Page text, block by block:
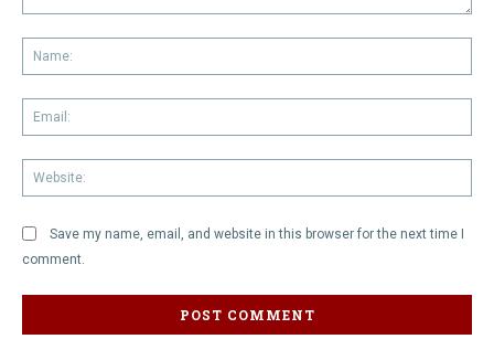
Save my name, email, and website in this browser for the next time I
comment.